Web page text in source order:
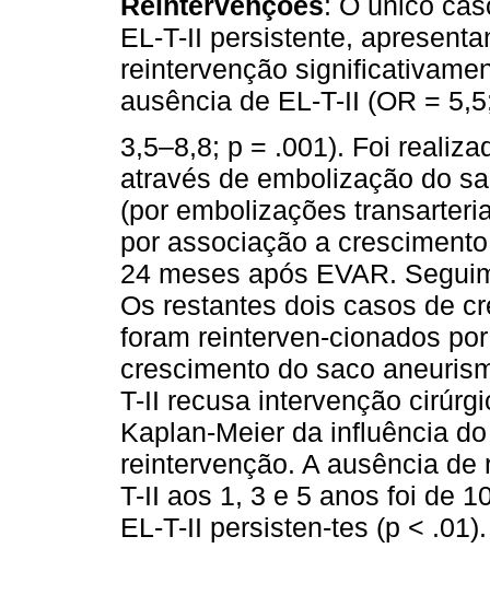
EL-T-II persistente,
reintervenção
ausência de EL-T-II (OR =
3,5–8,8; p = .001). Foi
através de embolização do
(por embolizações
por associação a
24 meses após EVAR.
Os restantes dois casos de
foram reinterven-cionados
crescimento do saco
T-II recusa intervenção
Kaplan-Meier da influência
reintervenção. A ausência
T-II aos 1, 3 e 5 anos foi de
EL-T-II persisten-tes (p < .01).